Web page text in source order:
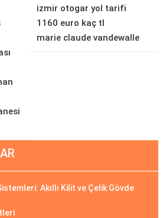
izmir otogar yol tarifi
1160 euro kaç tl
marie claude vandewalle
Akıllı Kilit ve Çelik Gövde